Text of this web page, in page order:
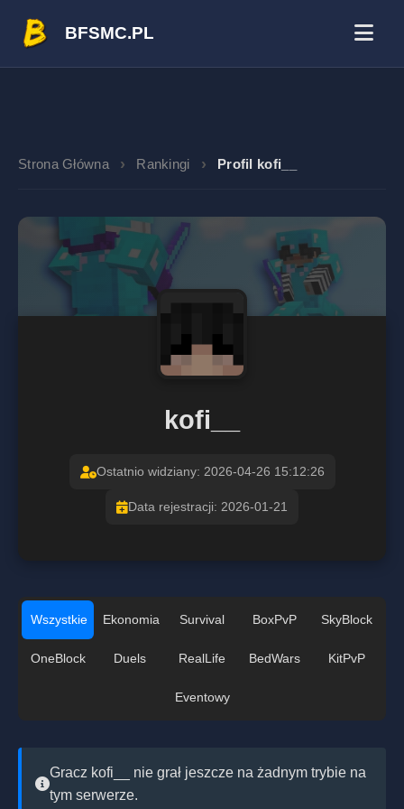
BFSMC.PL
Strona Główna Rankingi Profil kofi__
kofi__
Ostatnio widziany: 2026-04-26 15:12:26
Data rejestracji: 2026-01-21
Wszystkie Ekonomia Survival BoxPvP SkyBlock
OneBlock Duels RealLife BedWars KitPvP
Eventowy
Gracz kofi__ nie grał jeszcze na żadnym trybie na
tym serwerze.